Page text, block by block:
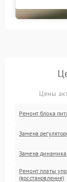
Цены
Ремонт блока
Замена
Замена динамика
Ремонт платы
(восстановление)